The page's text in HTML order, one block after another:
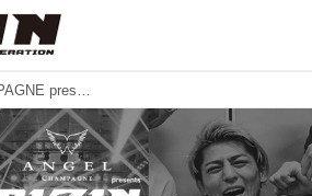
ANGEL CHAMPAGNE presents RIZIN LANDMARK 4 in NAGOYA BACKSTAGE GALLERY vol.1